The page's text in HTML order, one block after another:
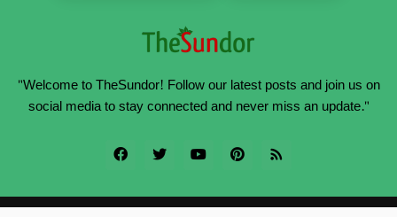
"Welcome to TheSundor! Follow our latest posts and join us on
social media to stay connected and never miss an update."